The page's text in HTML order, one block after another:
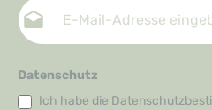
E-Mail-Adresse*
Datenschutz
Ich habe die